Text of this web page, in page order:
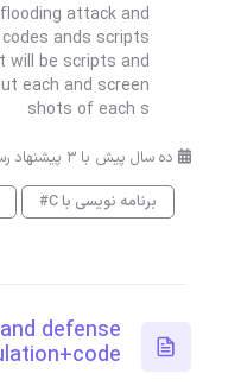
attack and
ands scripts
will be scripts and
each and screen
shots of each s
ده سال پیش با 3 پیشنهاد رسیده
برنامه نویسی با C#
defense